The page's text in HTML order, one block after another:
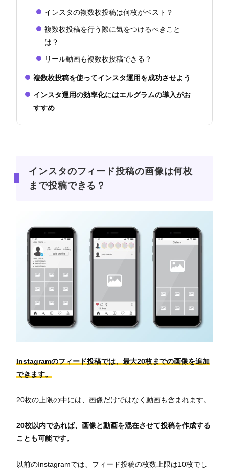
インスタの複数枚投稿は何枚がベスト？
複数枚投稿を行う際に気をつけるべきこと
は？
リール動画も複数枚投稿できる？
複数枚投稿を使ってインスタ運用を成功させよう
インスタ運用の効率化にはエルグラムの導入がお
すすめ
インスタのフィード投稿の画像は何枚
まで投稿できる？
Instagramのフィード投稿では、最大20枚までの画像を追加
できます。
20枚の上限の中には、画像だけではなく動画も含まれます。
20枚以内であれば、画像と動画を混在させて投稿を作成する
ことも可能です。
以前のInstagramでは、フィード投稿の枚数上限は10枚でし